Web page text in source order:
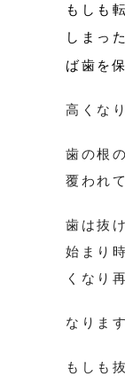
もしも
しまっ
ば歯を
高くな
歯の根
覆われ
歯は抜
始まり
くなり
なります
もしも